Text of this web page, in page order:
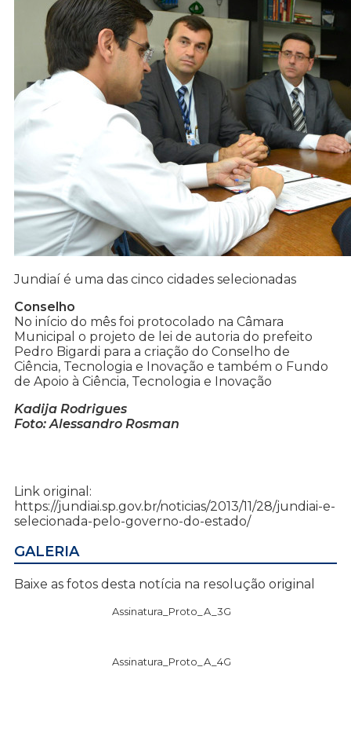
Jundiaí é uma das cinco cidades selecionadas
Conselho
No início do mês foi protocolado na Câmara
Municipal o projeto de lei de autoria do prefeito
Pedro Bigardi para a criação do Conselho de
Ciência, Tecnologia e Inovação e também o Fundo
de Apoio à Ciência, Tecnologia e Inovação
Kadija Rodrigues
Foto: Alessandro Rosman
Link original:
https://jundiai.sp.gov.br/noticias/2013/11/28/jundiai-e-
selecionada-pelo-governo-do-estado/
GALERIA
Baixe as fotos desta notícia na resolução original
Assinatura_Proto_A_3G
Assinatura_Proto_A_4G